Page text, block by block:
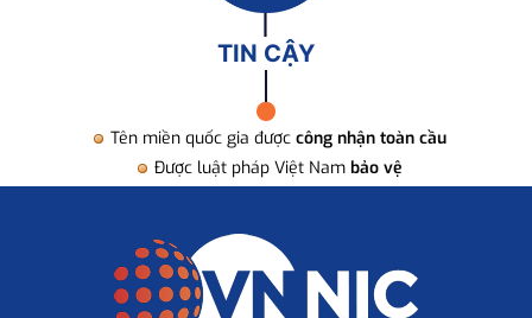
TIN CẬY
Tên miền quốc gia được công nhận toàn cầu
Được luật pháp Việt Nam bảo vệ